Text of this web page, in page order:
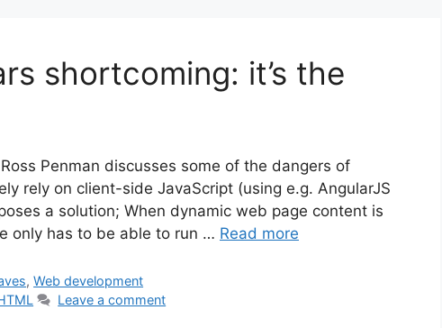
shortcoming: it’s the
Penman discusses some of the dangers of
rely on client-side JavaScript (using e.g. AngularJS
a solution; When dynamic web page content is
only has to be able to run … Read more
,Web development
Leave a comment